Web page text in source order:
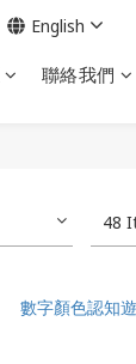
聯絡我們
English
48